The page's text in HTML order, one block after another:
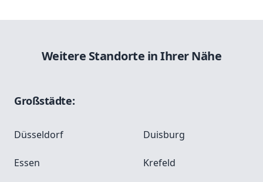
Weitere Standorte in Ihrer Nähe
Großstädte:
Düsseldorf Duisburg
Essen Krefeld